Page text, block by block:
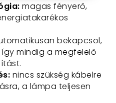
magas fényerő,
bekapcsol,
mindig a megfelelő
nincs szükség kábelre
a lámpa teljesen